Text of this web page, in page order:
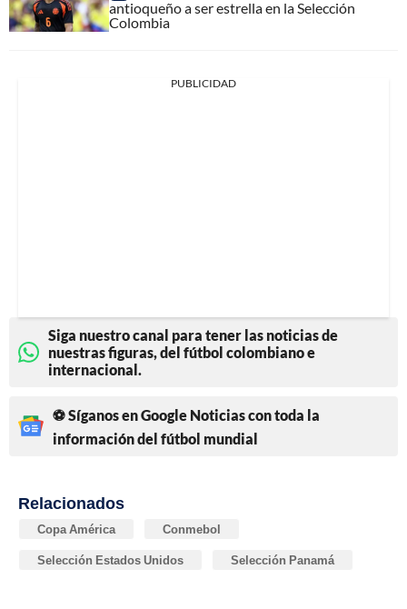
antioqueño a ser estrella en la Selección
Colombia
PUBLICIDAD
Siga nuestro canal para tener las noticias de
nuestras figuras, del fútbol colombiano e
internacional.
⚽ Síganos en Google Noticias con toda la
información del fútbol mundial
Relacionados
Copa América Conmebol
Selección Estados Unidos Selección Panamá